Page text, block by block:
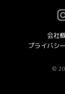
会社
プライバシ
©